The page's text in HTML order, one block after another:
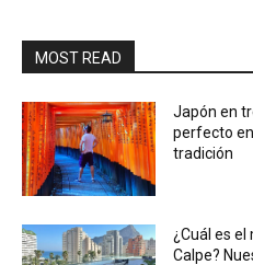
MOST READ
Japón en
perfecto
tradición
¿Cuál es
Calpe?